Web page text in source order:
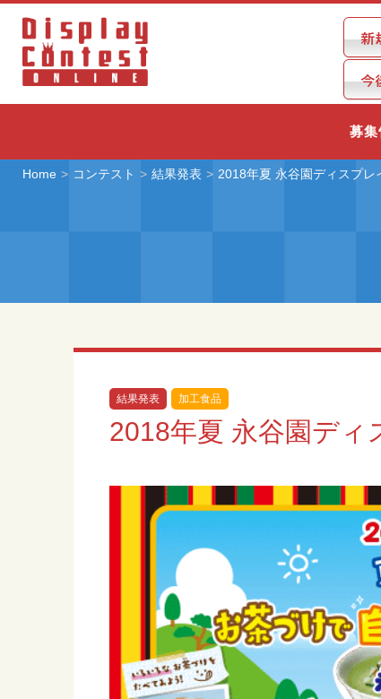
募集
Home コンテスト 結果発表 2018年夏 永谷園ディスプレ
結果発表 加工食品
2018年夏 永谷園ディ